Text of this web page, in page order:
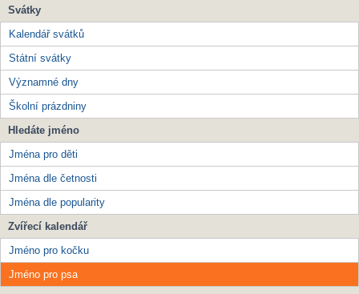
Svátky
Kalendář svátků
Státní svátky
Významné dny
Školní prázdniny
Hledáte jméno
Jména pro děti
Jména dle četnosti
Jména dle popularity
Zvířecí kalendář
Jméno pro kočku
Jméno pro psa